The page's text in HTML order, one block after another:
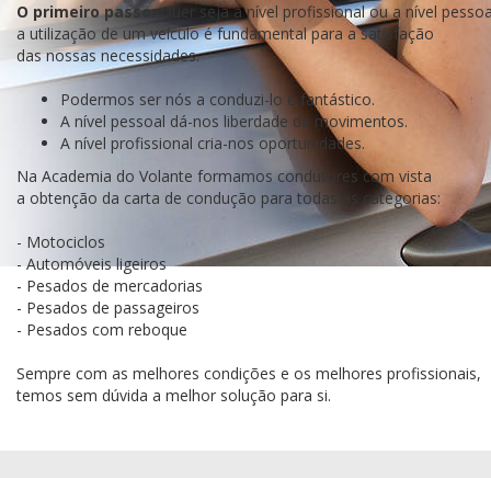
O primeiro passo:Quer seja a nível profissional ou a nível
a utilização de um veículo é fundamental para a satisfação
das nossas necessidades.
Podermos ser nós a conduzi-lo é fantástico.
A nível pessoal dá-nos liberdade de movimentos.
A nível profissional cria-nos oportunidades.
Na Academia do Volante formamos condutores com vista
a obtenção da carta de condução para todas as categorias:
- Motociclos
- Automóveis ligeiros
- Pesados de mercadorias
- Pesados de passageiros
- Pesados com reboque
Sempre com as melhores condições e os melhores profissionais,
temos sem dúvida a melhor solução para si.